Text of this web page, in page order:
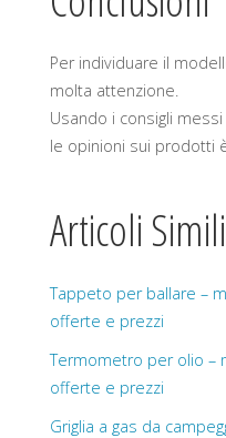
Per individuare il
molta attenzione.
Usando i consigli
le opinioni sui prodotti
Articoli Simili
Tappeto per ballare –
offerte e prezzi
Termometro per olio –
offerte e prezzi
Griglia a gas da